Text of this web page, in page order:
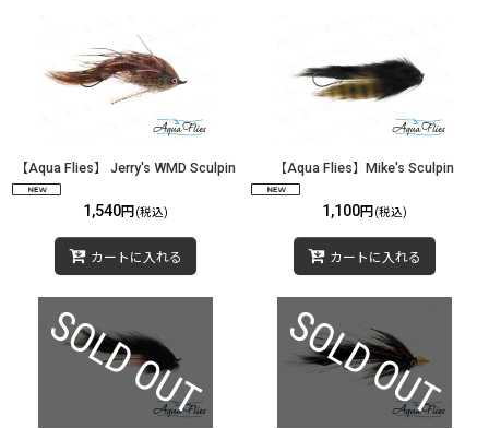
【Aqua Flies】 Jerry's WMD Sculpin
1,540円 (税込)
カートに入れる
【Aqua Flies】Mike's Sculpin
1,100円 (税込)
カートに入れる